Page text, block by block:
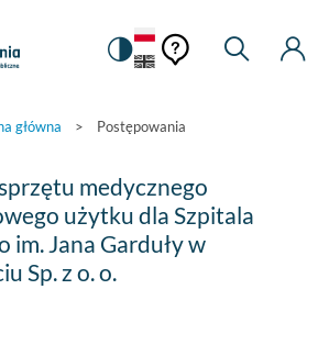
Zmiana
na
kontrastową
Pomoc
kontekstowa
Pomoc
Moje
główna > Postępowania
medycznego
użytku dla Szpitala
im. Jana Garduły w
Sp. z o. o.